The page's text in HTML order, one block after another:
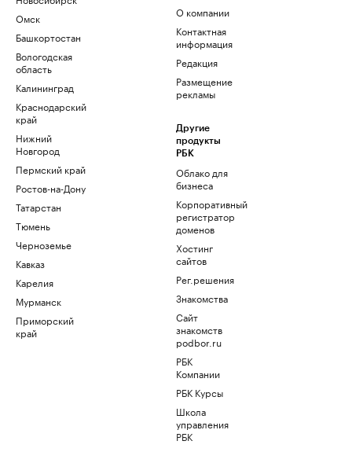
Омск
Башкортостан
Вологодская
область
Калининград
Краснодарский
край
Нижний
Новгород
Пермский край
Ростов-на-Дону
Татарстан
Тюмень
Черноземье
Кавказ
Карелия
Мурманск
Приморский
край
О компании
Контактная
информация
Редакция
Размещение
рекламы
Другие
продукты
РБК
Облако для
бизнеса
Корпоративный
регистратор
доменов
Хостинг
сайтов
Рег.решения
Знакомства
Сайт
знакомств
podbor.ru
РБК
Компании
РБК Курсы
Школа
управления
РБК